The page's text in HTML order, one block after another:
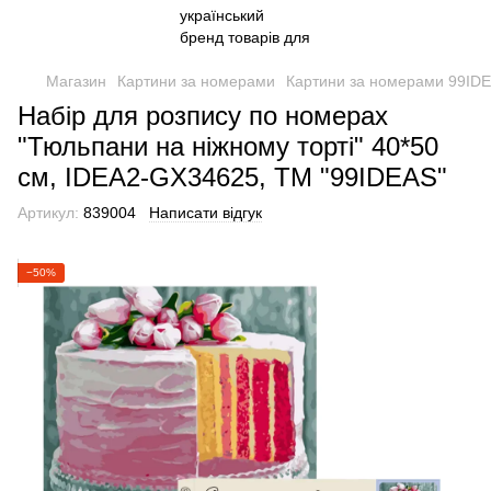
Магазин Картини за номерами Картини за номерами
Набір для розпису по номерах
"Тюльпани на ніжному торті" 40*50
см, IDEA2-GX34625, ТМ "99IDEAS"
Артикул: 839004 Написати відгук
−50%